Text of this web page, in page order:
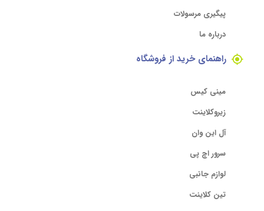
پیگیری مرسولات
درباره ما
راهنمای خرید از فروشگاه
مینی کیس
زیروکلاینت
آل این وان
سرور اچ پی
لوازم جانبی
تین کلاینت